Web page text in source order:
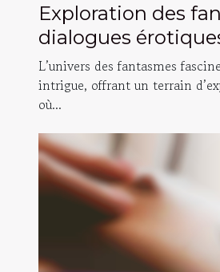
Exploration des
dialogues
sécurisés
L’univers des fantasmes
intrigue, offrant un terrain
où...